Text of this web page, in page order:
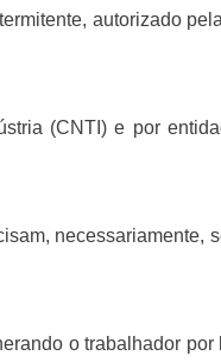
autorizado
(CNTI) e por
necessariamente,
o trabalhador